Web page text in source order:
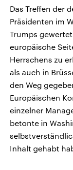
Das Treffen der
Präsidenten im
Trumps
europäische
Herrschens zu
als auch in
den Weg
Europäischen
einzelner
betonte in
Inhalt gehabt